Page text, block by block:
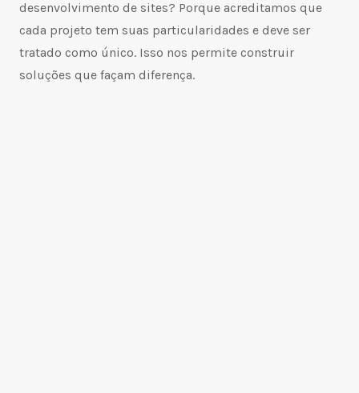
desenvolvimento de sites? Porque acreditamos que
cada projeto tem suas particularidades e deve ser
tratado como único. Isso nos permite construir
soluções que façam diferença.